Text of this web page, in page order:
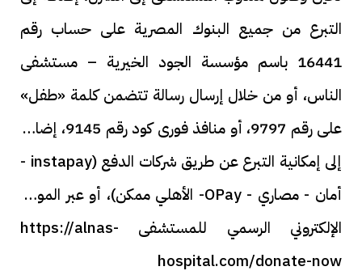
التبرع من جميع البنوك المصرية على حساب رقم
16441 باسم مؤسسة الجود الخيرية – مستشفى
الناس، أو من خلال إرسال رسالة تتضمن كلمة «طفل»
على رقم 9797، أو منافذ فورى كود رقم 9145، إضافة
إلى إمكانية التبرع عن طريق شركات الدفع (instapay -
أمان - مصاري - OPay- الأهلي ممكن)، أو عبر الموقع
الإلكتروني الرسمي للمستشفى https://alnas-
hospital.com/donate-now